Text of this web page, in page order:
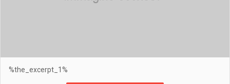
%the_excerpt_1%